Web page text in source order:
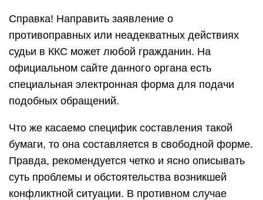
Справка! Направить заявление о
противоправных или неадекватных действиях
судьи в ККС может любой гражданин. На
официальном сайте данного органа есть
специальная электронная форма для подачи
подобных обращений.
Что же касаемо специфик составления такой
бумаги, то она составляется в свободной форме.
Правда, рекомендуется четко и ясно описывать
суть проблемы и обстоятельства возникшей
конфликтной ситуации. В противном случае